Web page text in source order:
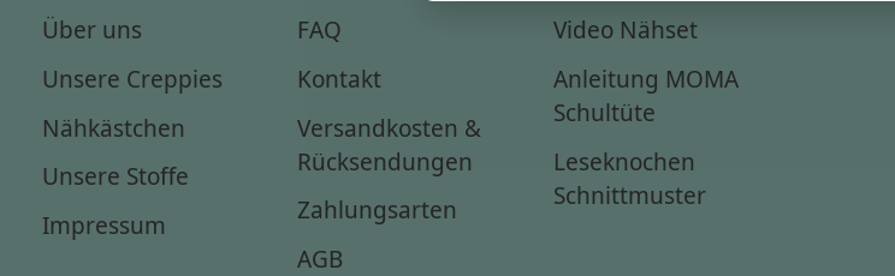
Über uns
Unsere Creppies
Nähkästchen
Unsere Stoffe
Impressum
FAQ
Kontakt
Versandkosten &
Rücksendungen
Zahlungsarten
AGB
Video Nähset
Anleitung MOMA
Schultüte
Leseknochen
Schnittmuster